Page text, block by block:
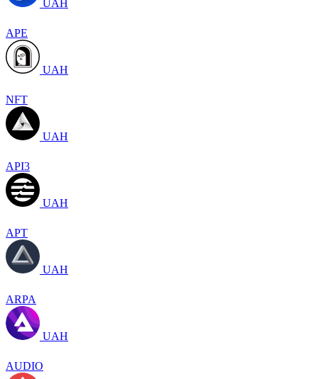
UAH
APE
UAH
NFT
UAH
API3
UAH
APT
UAH
ARPA
UAH
AUDIO